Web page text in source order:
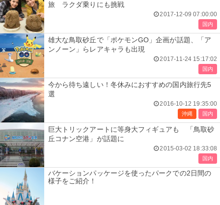
旅 ラクダ乗りにも挑戦
2017-12-09 07:00:00
国内
雄大な鳥取砂丘で「ポケモンGO」企画が話題、「ア
ンノーン」らレアキャラも出現
2017-11-24 15:17:02
国内
今から待ち遠しい！冬休みにおすすめの国内旅行先5
選
2016-10-12 19:35:00
沖縄 国内
巨大トリックアートに等身大フィギュアも 「鳥取砂
丘コナン空港」が話題に
2015-03-02 18:33:08
国内
バケーションパッケージを使ったパークでの2日間の
様子をご紹介！